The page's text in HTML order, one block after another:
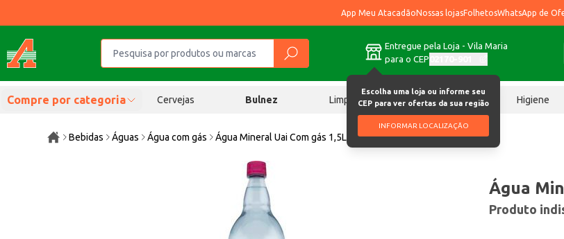
App Meu AtacadãoNossas lojasFolhetosWhatsApp de
Entregue pela Loja - Vila Maria
para o CEP
Escolha uma loja ou informe seu
CEP para ver ofertas da sua região
INFORMAR LOCALIZAÇÃO
Compre por categoria Cervejas Bulnez Limpeza Chocolates Higiene
Bebidas Águas Água com gás Água Mineral Uai Com gás 1,5L
Água
Produto